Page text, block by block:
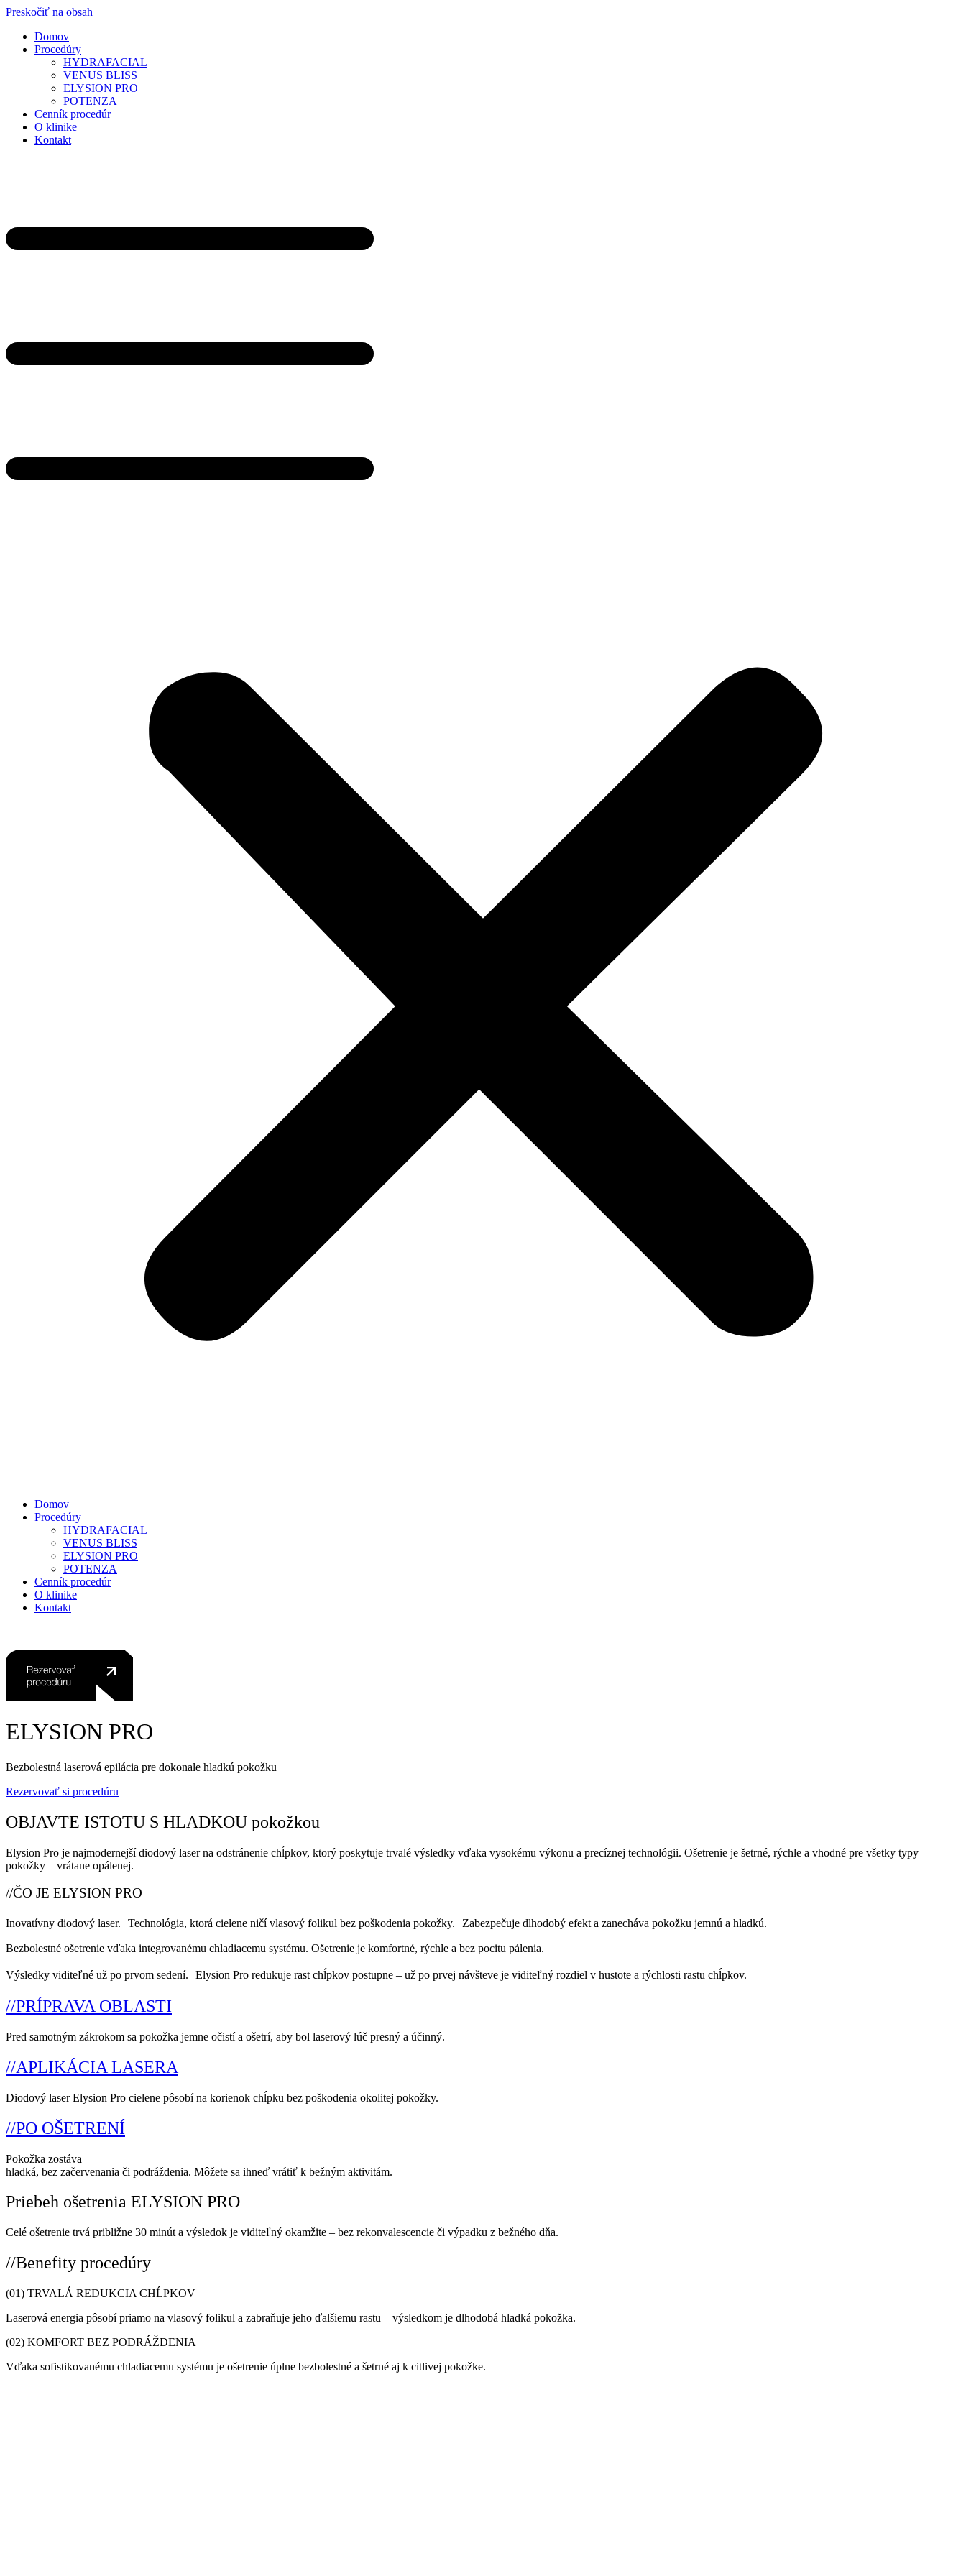
Preskočiť na obsah
Domov
Procedúry
HYDRAFACIAL
VENUS BLISS
ELYSION PRO
POTENZA
Cenník procedúr
O klinike
Kontakt
Domov
Procedúry
HYDRAFACIAL
VENUS BLISS
ELYSION PRO
POTENZA
Cenník procedúr
O klinike
Kontakt
ELYSION PRO
Bezbolestná laserová epilácia pre dokonale hladkú pokožku
Rezervovať si procedúru
OBJAVTE ISTOTU S HLADKOU pokožkou
Elysion Pro je najmodernejší diodový laser na odstránenie chĺpkov, ktorý poskytuje trvalé výsledky vďaka vysokému výkonu a precíznej technológii. Ošetrenie je šetrné, rýchle a vhodné pre všetky typy
pokožky – vrátane opálenej.
//ČO JE ELYSION PRO
Inovatívny diodový laser. Technológia, ktorá cielene ničí vlasový folikul bez poškodenia pokožky. Zabezpečuje dlhodobý efekt a zanecháva pokožku jemnú a hladkú.
Bezbolestné ošetrenie vďaka integrovanému chladiacemu systému. Ošetrenie je komfortné, rýchle a bez pocitu pálenia.
Výsledky viditeľné už po prvom sedení. Elysion Pro redukuje rast chĺpkov postupne – už po prvej návšteve je viditeľný rozdiel v hustote a rýchlosti rastu chĺpkov.
//PRÍPRAVA OBLASTI
Pred samotným zákrokom sa pokožka jemne očistí a ošetrí, aby bol laserový lúč presný a účinný.
//APLIKÁCIA LASERA
Diodový laser Elysion Pro cielene pôsobí na korienok chĺpku bez poškodenia okolitej pokožky.
//PO OŠETRENÍ
Pokožka zostáva
hladká, bez začervenania či podráždenia. Môžete sa ihneď vrátiť k bežným aktivitám.
Priebeh ošetrenia ELYSION PRO
Celé ošetrenie trvá približne 30 minút a výsledok je viditeľný okamžite – bez rekonvalescencie či výpadku z bežného dňa.
//Benefity procedúry
(01) TRVALÁ REDUKCIA CHĹPKOV
Laserová energia pôsobí priamo na vlasový folikul a zabraňuje jeho ďalšiemu rastu – výsledkom je dlhodobá hladká pokožka.
(02) KOMFORT BEZ PODRÁŽDENIA
Vďaka sofistikovanému chladiacemu systému je ošetrenie úplne bezbolestné a šetrné aj k citlivej pokožke.